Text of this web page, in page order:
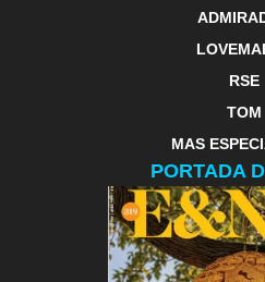
RSE
TOM
MAS
PORTADA